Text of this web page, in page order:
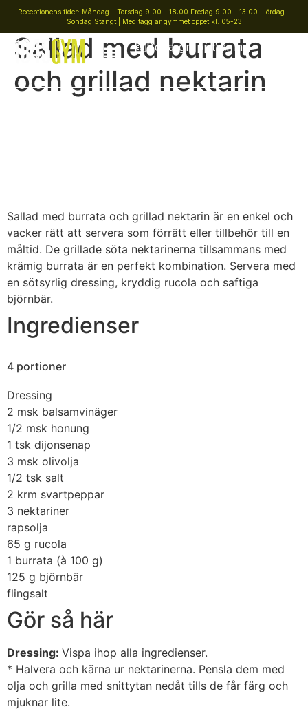
Receptionens tider: Måndag - Torsdag 9:00 - 18:00 Fredag 9:00 - 13:00 Lördag -
Söndag Stängt | Med tagg är gymmet öppet kl. 05-23
Boka gruppträning
Sallad med burrata
och grillad nektarin
Sallad med burrata och grillad nektarin är en enkel och
vacker rätt att servera som förrätt eller tillbehör till en
måltid. De grillade söta nektarinerna tillsammans med
krämig burrata är en perfekt kombination. Servera med
en sötsyrlig dressing, kryddig rucola och saftiga
björnbär.
Ingredienser
4 portioner
Dressing
2 msk balsamvinäger
1/2 msk honung
1 tsk dijonsenap
3 msk olivolja
1/2 tsk salt
2 krm svartpeppar
3 nektariner
rapsolja
65 g rucola
1 burrata (à 100 g)
125 g björnbär
flingsalt
Gör så här
Dressing: Vispa ihop alla ingredienser.
* Halvera och kärna ur nektarinerna. Pensla dem med
olja och grilla med snittytan nedåt tills de får färg och
mjuknar lite.